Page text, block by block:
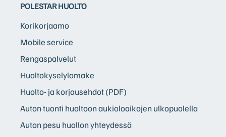
POLESTAR HUOLTO
Korikorjaamo
Mobile service
Rengaspalvelut
Huoltokyselylomake
Huolto- ja korjausehdot (PDF)
Auton tuonti huoltoon aukioloaikojen ulkopuolella
Auton pesu huollon yhteydessä